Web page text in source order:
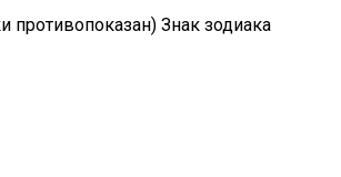
противопоказан) Знак зодиака